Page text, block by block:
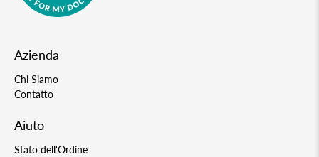
Azienda
Chi Siamo
Contatto
Aiuto
Stato dell'Ordine